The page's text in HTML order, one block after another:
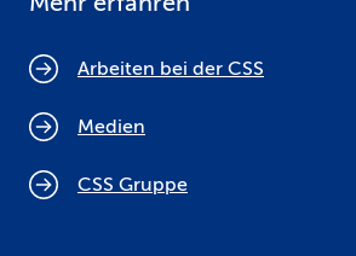
Arbeiten bei der CSS
Medien
CSS Gruppe